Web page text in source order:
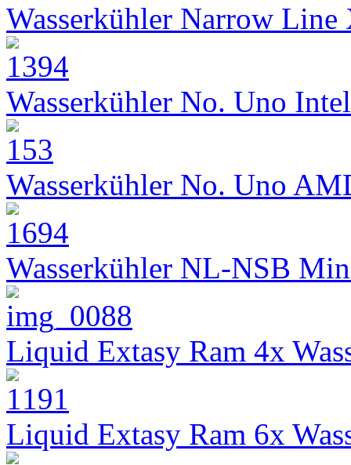
Wasserkühler Narrow
Wasserkühler No. Uno Intel
Wasserkühler No. Uno
Wasserkühler NL-NSB
Liquid Extasy Ram 4x
Liquid Extasy Ram 6x